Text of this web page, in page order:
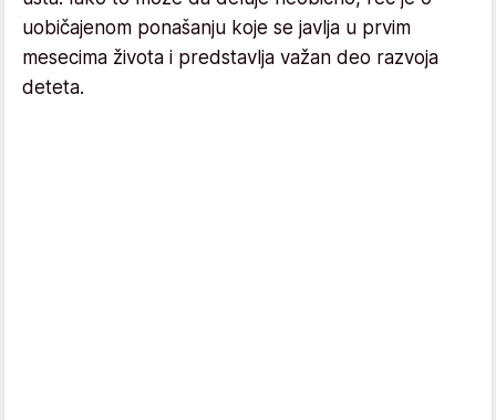
uobičajenom ponašanju koje se javlja u prvim
mesecima života i predstavlja važan deo razvoja
deteta.